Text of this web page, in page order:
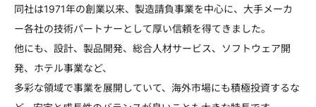
同社は1971年の創業以来、製造請負事業を中心に、大手メーカ
ー各社の技術パートナーとして厚い信頼を得てきました。
他にも、設計、製品開発、総合人材サービス、ソフトウェア開
発、ホテル事業など、
多彩な領域で事業を展開していて、海外市場にも積極投資するな